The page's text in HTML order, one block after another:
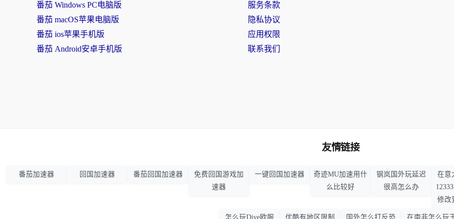
番茄 Windows PC电脑版
番茄 macOS苹果电脑版
番茄 ios苹果手机版
番茄 Android安卓手机版
服务条款
隐私协议
应用权限
联系我们
友情链接
番茄加速器 回国加速器 番茄回国加速器
免费回国游戏加
速器
一键回国加速器
奇迹MU加速用什
么比较好
钢岚国外玩延迟
很高怎么办
在意
修改
怎么玩Dive欧服 优酷有地区限制 国外怎么打反恐 在南非怎么玩